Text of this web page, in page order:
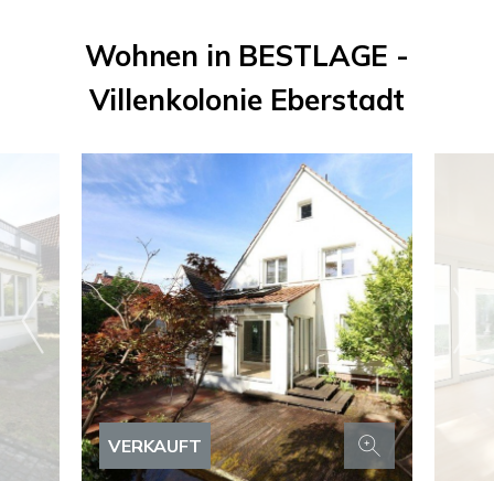
Wohnen in BESTLAGE -
Villenkolonie Eberstadt
VERKAUFT